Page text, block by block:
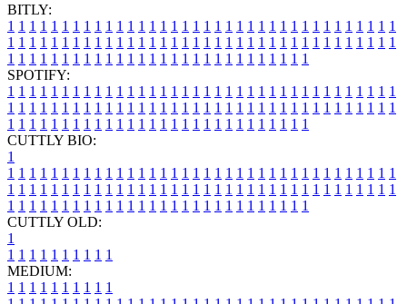
BITLY:
1 1 1 1 1 1 1 1 1 1 1 1 1 1 1 1 1 1 1 1 1 1 1 1 1 1 1 1 1 1 1 1 1 1 1 1
1 1 1 1 1 1 1 1 1 1 1 1 1 1 1 1 1 1 1 1 1 1 1 1 1 1 1 1 1 1 1 1 1 1 1 1
1 1 1 1 1 1 1 1 1 1 1 1 1 1 1 1 1 1 1 1 1 1 1 1 1 1 1 1
SPOTIFY:
1 1 1 1 1 1 1 1 1 1 1 1 1 1 1 1 1 1 1 1 1 1 1 1 1 1 1 1 1 1 1 1 1 1 1 1
1 1 1 1 1 1 1 1 1 1 1 1 1 1 1 1 1 1 1 1 1 1 1 1 1 1 1 1 1 1 1 1 1 1 1 1
1 1 1 1 1 1 1 1 1 1 1 1 1 1 1 1 1 1 1 1 1 1 1 1 1 1 1 1
CUTTLY BIO:
1
1 1 1 1 1 1 1 1 1 1 1 1 1 1 1 1 1 1 1 1 1 1 1 1 1 1 1 1 1 1 1 1 1 1 1 1
1 1 1 1 1 1 1 1 1 1 1 1 1 1 1 1 1 1 1 1 1 1 1 1 1 1 1 1 1 1 1 1 1 1 1 1
1 1 1 1 1 1 1 1 1 1 1 1 1 1 1 1 1 1 1 1 1 1 1 1 1 1 1 1
CUTTLY OLD:
1
1 1 1 1 1 1 1 1 1 1
MEDIUM:
1 1 1 1 1 1 1 1 1 1